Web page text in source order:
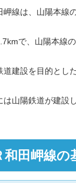
岬線は、山陽本線
で、山陽本線
道建設を目的とし
は山陽鉄道が建設
和田岬線の